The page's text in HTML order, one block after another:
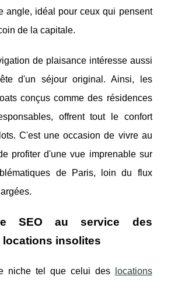
angle, idéal pour ceux qui pensent
de la capitale.
de plaisance intéresse aussi
d'un séjour original. Ainsi, les
conçus comme des résidences
offrent tout le confort
C'est une occasion de vivre au
profiter d'une vue imprenable sur
de Paris, loin du flux
SEO au service des
locations insolites
niche tel que celui des
locations